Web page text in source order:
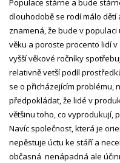
Populace stárne a bude
dlouhodobě se rodí málo dětí
znamená, že bude v
věku a poroste procento lidí v
vyšší věkové ročníky
relativně vetší podíl
se o přicházejícím problému,
předpokládat, že lidé v
většinu toho, co vyprodukují,
Navíc společnost, která je
nepěstuje úctu ke stáří a
občasná nenápadná ale